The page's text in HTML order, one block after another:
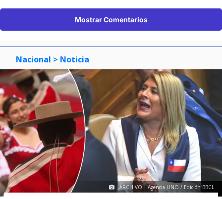
Mostrar Comentarios
Nacional > Noticia
ARCHIVO | Agencia UNO / Edición BBCL